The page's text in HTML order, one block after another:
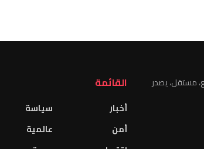
مستقل، يصدر
القائمة
أخبار
أمن
سياسة
عالمية